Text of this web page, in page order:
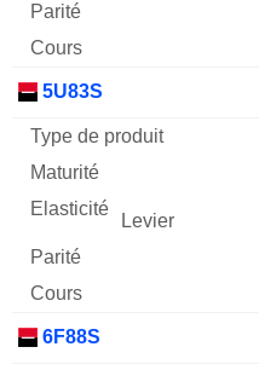
5U83S
6F88S